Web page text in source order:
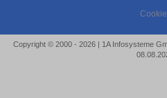
Copyright © 2000 - 2026 | 1A Infosysteme